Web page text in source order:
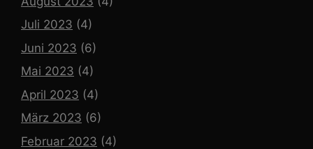
Juli 2023 (4)
Juni 2023 (6)
Mai 2023 (4)
April 2023 (4)
März 2023 (6)
Februar 2023 (4)